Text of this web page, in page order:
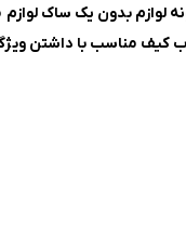
لوازم بدون یک ساک
کیف مناسب با داشتن